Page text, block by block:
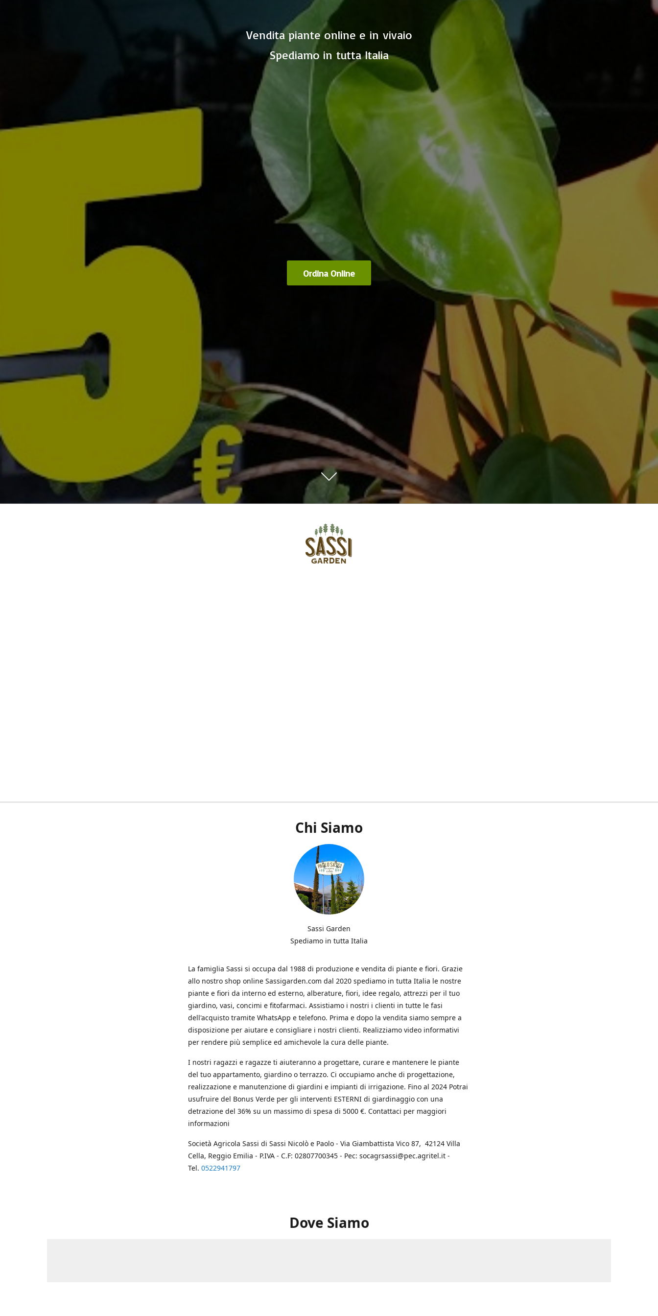
Vendita piante online e in vivaio
Spediamo in tutta Italia
Ordina Online
Chi Siamo
Sassi Garden
Spediamo in tutta Italia
La famiglia Sassi si occupa dal 1988 di produzione e vendita di piante e fiori. Grazie
allo nostro shop online Sassigarden.com dal 2020 spediamo in tutta Italia le nostre
piante e fiori da interno ed esterno, alberature, fiori, idee regalo, attrezzi per il tuo
giardino, vasi, concimi e fitofarmaci. Assistiamo i nostri i clienti in tutte le fasi
dell'acquisto tramite WhatsApp e telefono. Prima e dopo la vendita siamo sempre a
disposizione per aiutare e consigliare i nostri clienti. Realizziamo video informativi
per rendere più semplice ed amichevole la cura delle piante.
I nostri ragazzi e ragazze ti aiuteranno a progettare, curare e mantenere le piante
del tuo appartamento, giardino o terrazzo. Ci occupiamo anche di progettazione,
realizzazione e manutenzione di giardini e impianti di irrigazione. Fino al 2024 Potrai
usufruire del Bonus Verde per gli interventi ESTERNI di giardinaggio con una
detrazione del 36% su un massimo di spesa di 5000 €. Contattaci per maggiori
informazioni
Società Agricola Sassi di Sassi Nicolò e Paolo - Via Giambattista Vico 87, 42124 Villa
Cella, Reggio Emilia - P.IVA - C.F: 02807700345 - Pec: socagrsassi@pec.agritel.it -
Tel. 0522941797
Dove Siamo